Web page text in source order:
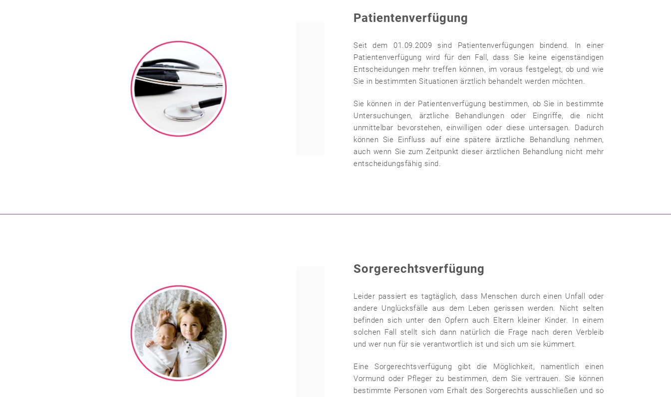
Patientenverfügung
Seit dem 01.09.2009 sind Patientenverfügungen bindend. In einer
Patientenverfügung wird für den Fall, dass Sie keine eigenständigen
Entscheidungen mehr treffen können, im voraus festgelegt, ob und wie
Sie in bestimmten Situationen ärztlich behandelt werden möchten.
Sie können in der Patientenverfügung bestimmen, ob Sie in bestimmte
Untersuchungen, ärztliche Behandlungen oder Eingriffe, die nicht
unmittelbar bevorstehen, einwilligen oder diese untersagen. Dadurch
können Sie Einfluss auf eine spätere ärztliche Behandlung nehmen,
auch wenn Sie zum Zeitpunkt dieser ärztlichen Behandlung nicht mehr
entscheidungsfähig sind.
Sorgerechtsverfügung
Leider passiert es tagtäglich, dass Menschen durch einen Unfall oder
andere Unglücksfälle aus dem Leben gerissen werden. Nicht selten
befinden sich unter den Opfern auch Eltern kleiner Kinder. In einem
solchen Fall stellt sich dann natürlich die Frage nach deren Verbleib
und wer nun für sie verantwortlich ist und sich um sie kümmert.
Eine Sorgerechtsverfügung gibt die Möglichkeit, namentlich einen
Vormund oder Pfleger zu bestimmen, dem Sie vertrauen. Sie können
bestimmte Personen vom Erhalt des Sorgerechts ausschließen und so